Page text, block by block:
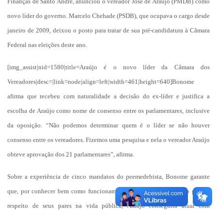
IPTU 2025
Legislação
Lei de acesso à informação
Lista de Comorbidades
Passe Escolar
Quadra Fiscal
novo líder do governo. Marcelo Chehade (PSDB), que ocupava o cargo desde
janeiro de 2009, deixou o posto para tratar de sua pré-candidatura à Câmara
Federal nas eleições deste ano.
[img_assist|nid=1580|title=Araújo é o novo líder da Câmara dos
Vereadores|desc=|link=node|align=left|width=461|height=640]Bonome
afirma que recebeu com naturalidade a decisão do ex-líder e justifica a
escolha de Araújo como nome de consenso entre os parlamentares, inclusive
da oposição. “Não podemos determinar quem é o líder se não houver
consenso entre os vereadores. Fizemos uma pesquisa e nela o vereador Araújo
obteve aprovação dos 21 parlamentares”, afirma.
Sobre a experiência de cinco mandatos do peemedebista, Bonome garante
que, por conhecer bem como funcionam os poderes e ter angariado grande
respeito de seus pares na vida pública, Araújo conseguirá atuar com